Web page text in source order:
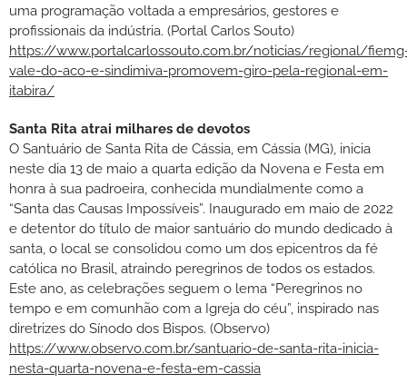
uma programação voltada a empresários, gestores e
profissionais da indústria. (Portal Carlos Souto)
https://www.portalcarlossouto.com.br/noticias/regional/
vale-do-aco-e-sindimiva-promovem-giro-pela-regional-em-
itabira/
Santa Rita atrai milhares de devotos
O Santuário de Santa Rita de Cássia, em Cássia (MG), inicia
neste dia 13 de maio a quarta edição da Novena e Festa em
honra à sua padroeira, conhecida mundialmente como a
“Santa das Causas Impossíveis”. Inaugurado em maio de 2022
e detentor do título de maior santuário do mundo dedicado à
santa, o local se consolidou como um dos epicentros da fé
católica no Brasil, atraindo peregrinos de todos os estados.
Este ano, as celebrações seguem o lema “Peregrinos no
tempo e em comunhão com a Igreja do céu”, inspirado nas
diretrizes do Sínodo dos Bispos. (Observo)
https://www.observo.com.br/santuario-de-santa-rita-inicia-
nesta-quarta-novena-e-festa-em-cassia